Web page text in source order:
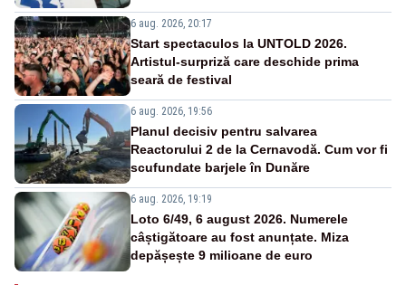
6 aug. 2026, 20:17
Start spectaculos la UNTOLD 2026.
Artistul-surpriză care deschide prima
seară de festival
6 aug. 2026, 19:56
Planul decisiv pentru salvarea
Reactorului 2 de la Cernavodă. Cum vor fi
scufundate barjele în Dunăre
6 aug. 2026, 19:19
Loto 6/49, 6 august 2026. Numerele
câștigătoare au fost anunțate. Miza
depășește 9 milioane de euro